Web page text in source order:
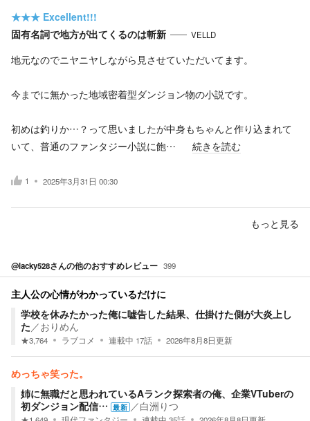
★★★ Excellent!!!
固有名詞で地方が出てくるのは斬新
VELLD
地元なのでニヤニヤしながら見させていただいてます。
今までに無かった地域密着型ダンジョン物の小説です。
初めは釣りか…？って思いましたが中身もちゃんと作り込まれて
いて、普通のファンタジー小説に飽…
続きを読む
1 2025年3月31日 00:30
もっと見る
@lacky528さんの他のおすすめレビュー 399
主人公の心情がわかっているだけに
学校を休みたかった俺に嘘告した結果、仕掛けた側が大炎上し
た ／おりめん
★3,764 ラブコメ 連載中 17話 2026年8月8日更新
めっちゃ笑った。
姉に無職だと思われているAランク探索者の俺、企業VTuberの
初ダンジョン配信… 最新 ／白洲りつ